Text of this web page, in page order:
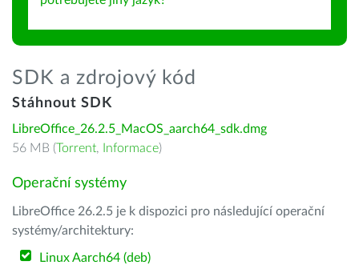
SDK a zdrojový kód
Stáhnout SDK
LibreOffice_26.2.5_MacOS_aarch64_sdk.dmg
56 MB (Torrent, Informace)
Operační systémy
LibreOffice 26.2.5 je k dispozici pro následující operační
systémy/architektury:
Linux Aarch64 (deb)